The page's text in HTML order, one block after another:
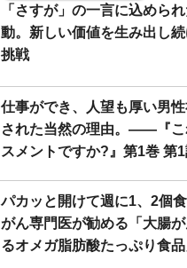
「さすが」の一言に込めら
動。新しい価値を生み出し
挑戦
仕事ができ、人望も厚い男
された当然の理由。――『こ
スメントですか?』第1巻 第
パカッと開けて週に1、2個
がん専門医が勧める「大腸
るオメガ脂肪酸たっぷり食品